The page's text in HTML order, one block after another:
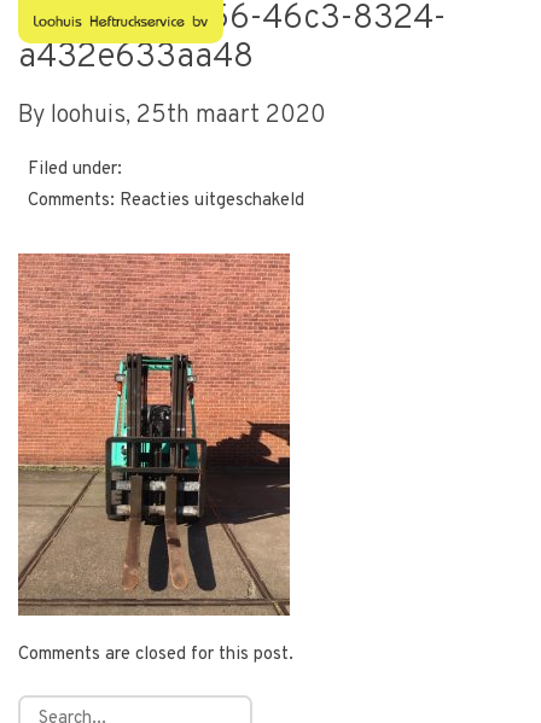
fdcfae83-6656-46c3-8324-
a432e633aa48
By loohuis, 25th maart 2020
Filed under:
Comments: Reacties uitgeschakeld
Comments are closed for this post.